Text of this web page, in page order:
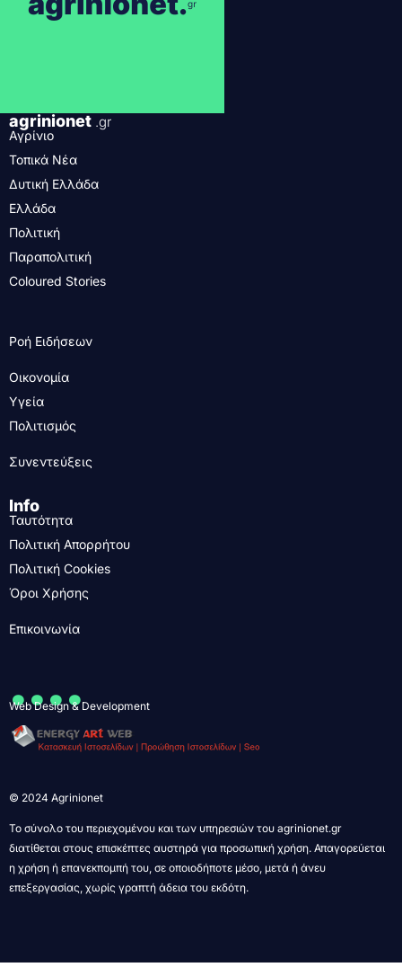
agrinionet .gr
Αγρίνιο
Τοπικά Νέα
Δυτική Ελλάδα
Ελλάδα
Πολιτική
Παραπολιτική
Coloured Stories
Ροή Ειδήσεων
Οικονομία
Υγεία
Πολιτισμός
Συνεντεύξεις
Info
Ταυτότητα
Πολιτική Απορρήτου
Πολιτική Cookies
Όροι Χρήσης
Επικοινωνία
....
Web Design & Development
© 2024 Agrinionet
Το σύνολο του περιεχομένου και των υπηρεσιών του agrinionet.gr
διατίθεται στους επισκέπτες αυστηρά για προσωπική χρήση. Απαγορεύεται
η χρήση ή επανεκπομπή του, σε οποιοδήποτε μέσο, μετά ή άνευ
επεξεργασίας, χωρίς γραπτή άδεια του εκδότη.